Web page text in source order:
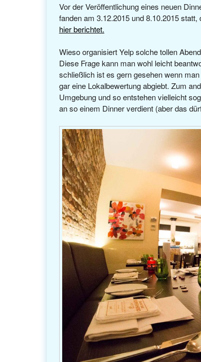
Vor der Veröffentlichung eines neuen
fanden am 3.12.2015 und 8.10.2015
hier berichtet.
Wieso organisiert Yelp solche tollen
Diese Frage kann man wohl leicht
schließlich ist es gern gesehen wenn
gar eine Lokalbewertung abgiebt. Zum
Umgebung und so entstehen vielleicht
an so einem Dinner verdient (aber das